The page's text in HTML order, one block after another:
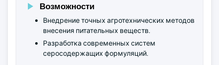
Возможности
Внедрение точных агротехнических методов
внесения питательных веществ.
Разработка современных систем
серосодержащих формуляций.